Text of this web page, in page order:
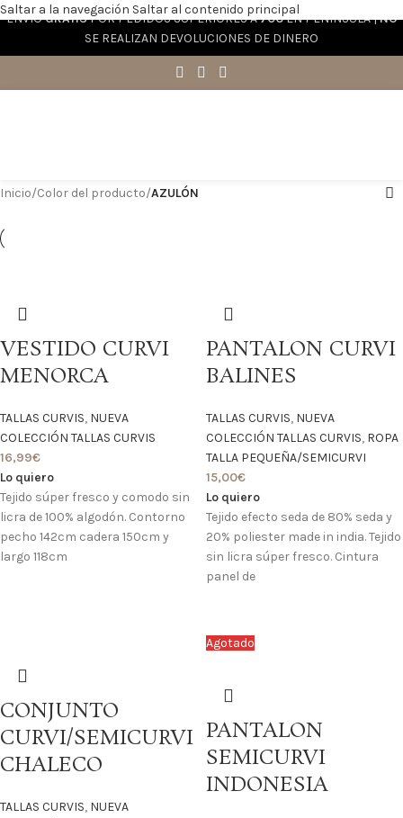
Saltar a la navegación Saltar al contenido principal
ENVÍOGRATISPOR PEDIDOS SUPERIORES A70€EN PENÍNSULA |NO
SE REALIZAN DEVOLUCIONES DE DINERO
Inicio/Color del producto/AZULÓN
VESTIDO CURVI
MENORCA
TALLAS CURVIS, NUEVA
COLECCIÓN TALLAS CURVIS
16,99€
Lo quiero
Tejido súper fresco y comodo sin
licra de 100% algodón. Contorno
pecho 142cm cadera 150cm y
largo 118cm
PANTALON CURVI
BALINES
TALLAS CURVIS, NUEVA
COLECCIÓN TALLAS CURVIS, ROPA
TALLA PEQUEÑA/SEMICURVI
15,00€
Lo quiero
Tejido efecto seda de 80% seda y
20% poliester made in india. Tejido
sin licra súper fresco. Cintura
panel de
CONJUNTO
CURVI/SEMICURVI
CHALECO
TALLAS CURVIS, NUEVA
Agotado
PANTALON
SEMICURVI
INDONESIA